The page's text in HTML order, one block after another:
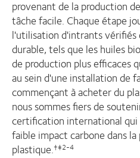
provenant de la production
tâche facile. Chaque étape
l'utilisation d'intrants vérifiés
durable, tels que les huiles
de production plus efficaces
au sein d'une installation de
commençant à acheter du
nous sommes fiers de
certification international qui
faible impact carbone dans
plastique.†‡2-4